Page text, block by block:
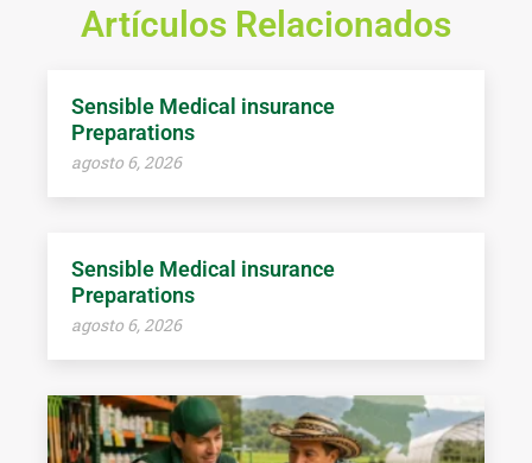
Artículos Relacionados
Sensible Medical insurance
Preparations
agosto 6, 2026
Sensible Medical insurance
Preparations
agosto 6, 2026